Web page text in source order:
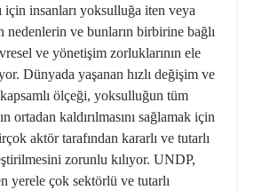
için insanları yoksulluğa iten veya
nedenlerin ve bunların birbirine bağlı
ve yönetişim zorluklarının ele
Dünyada yaşanan hızlı değişim ve
ölçeği, yoksulluğun tüm
ortadan kaldırılmasını sağlamak için
aktör tarafından kararlı ve tutarlı
zorunlu kılıyor. UNDP,
yerele çok sektörlü ve tutarlı